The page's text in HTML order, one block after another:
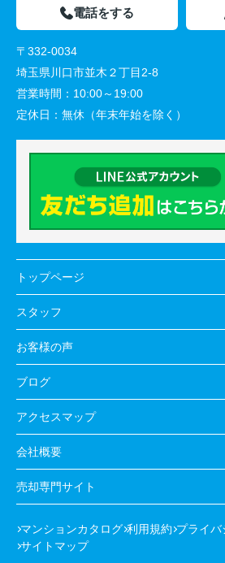
電話をする
〒332-0034
埼玉県川口市並木２丁目2-8
営業時間： 10:00～19:00
定休日： 無休（年末年始を除く）
トップページ
スタッフ
お客様の声
ブログ
アクセスマップ
会社概要
売却専門サイト
マンションカタログ 利用規約 プライバ
サイトマップ